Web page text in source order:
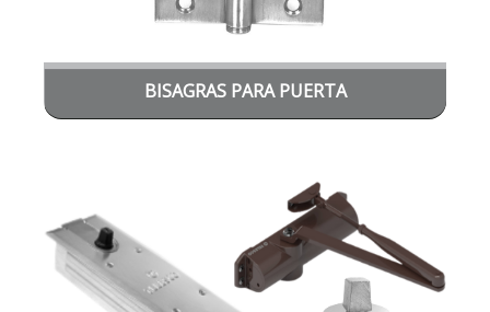
BISAGRAS PARA PUERTA